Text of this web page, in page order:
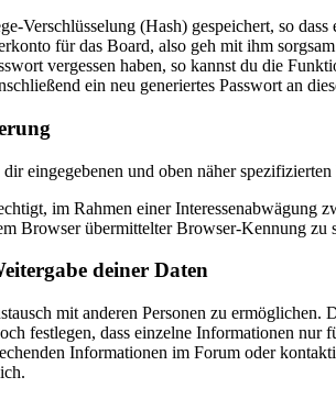
Verschlüsselung (Hash) gespeichert, so
für das Board, also geh mit ihm
vergessen haben, so kannst du die
ein neu generiertes Passwort an
eingegebenen und oben näher
im Rahmen einer
Browser übermittelter Browser-Kennung
deiner Daten
mit anderen Personen zu
festlegen, dass einzelne Informationen
Informationen im Forum oder